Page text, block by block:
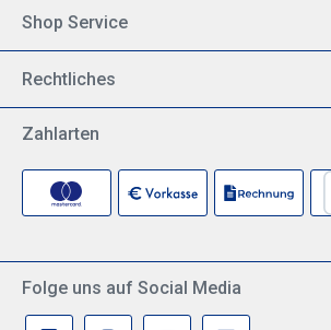
Amsterdam, Brüssel und Nordfrankreich
Shop Service
Rechtliches
Zahlarten
Folge uns auf Social Media